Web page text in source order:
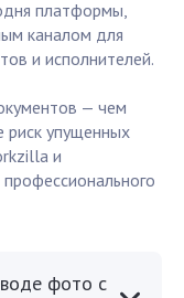
платформы,
каналом для
и исполнителей.
— чем
риск упущенных
и
фото с